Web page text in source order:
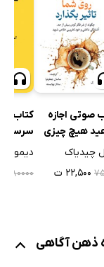
صوتی اجازه
هیچ چیزی
تاثیر
چیدیاک
۲۲,۵۰۰ ت
کتاب
دیمون
۸۰۰۰۰
ذهن آگاهی